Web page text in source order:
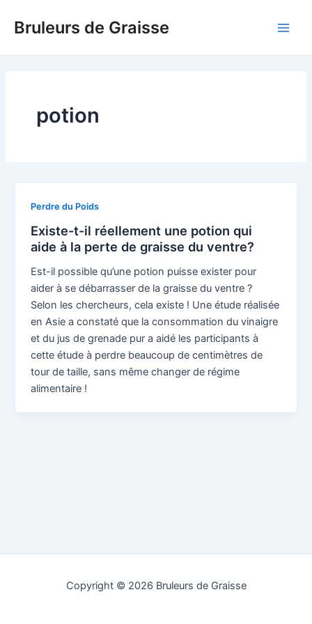
Bruleurs de Graisse
potion
Perdre du Poids
Existe-t-il réellement une potion qui
aide à la perte de graisse du ventre?
Est-il possible qu’une potion puisse exister pour
aider à se débarrasser de la graisse du ventre ?
Selon les chercheurs, cela existe ! Une étude réalisée
en Asie a constaté que la consommation du vinaigre
et du jus de grenade pur a aidé les participants à
cette étude à perdre beaucoup de centimètres de
tour de taille, sans même changer de régime
alimentaire !
Copyright © 2026 Bruleurs de Graisse